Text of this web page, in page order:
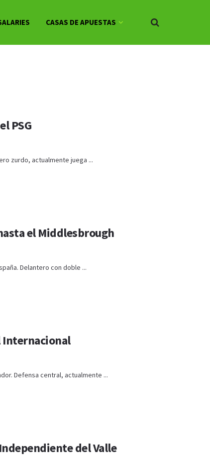
CASAS DE APUESTAS
PSG
zurdo, actualmente juega ...
el Middlesbrough
Delantero con doble ...
Internacional
Defensa central, actualmente ...
del Valle